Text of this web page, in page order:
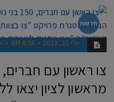
חדשות
יולי 31, 2023 6:56 AM
מראשון לציון יצאו